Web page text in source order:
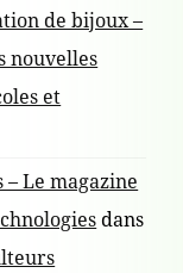
de bijoux –
nouvelles
et
Le magazine
dans